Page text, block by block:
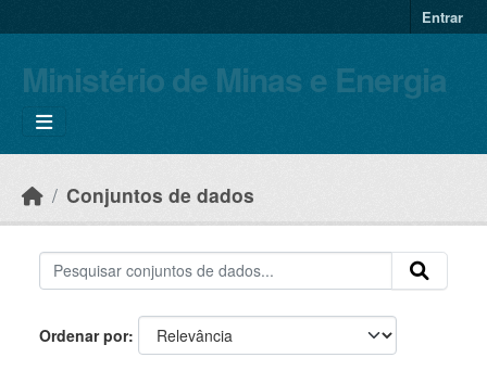
Entrar
Ministério de Minas e Energia
Conjuntos de dados
Ordenar por